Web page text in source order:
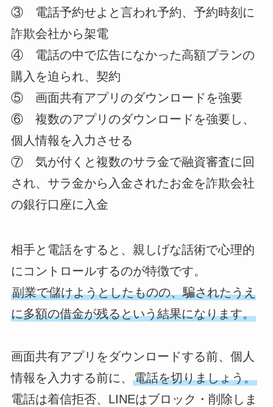
③ 電話予約せよと言われ予約、予約時刻に
詐欺会社から架電
④ 電話の中で広告になかった高額プランの
購入を迫られ、契約
⑤ 画面共有アプリのダウンロードを強要
⑥ 複数のアプリのダウンロードを強要し、
個人情報を入力させる
⑦ 気が付くと複数のサラ金で融資審査に回
され、サラ金から入金されたお金を詐欺会社
の銀行口座に入金
相手と電話をすると、親しげな話術で心理的
にコントロールするのが特徴です。
副業で儲けようとしたものの、騙されたうえ
に多額の借金が残るという結果になります。
画面共有アプリをダウンロードする前、個人
情報を入力する前に、 電話を切りましょう。
電話は着信拒否、LINEはブロック・削除しま